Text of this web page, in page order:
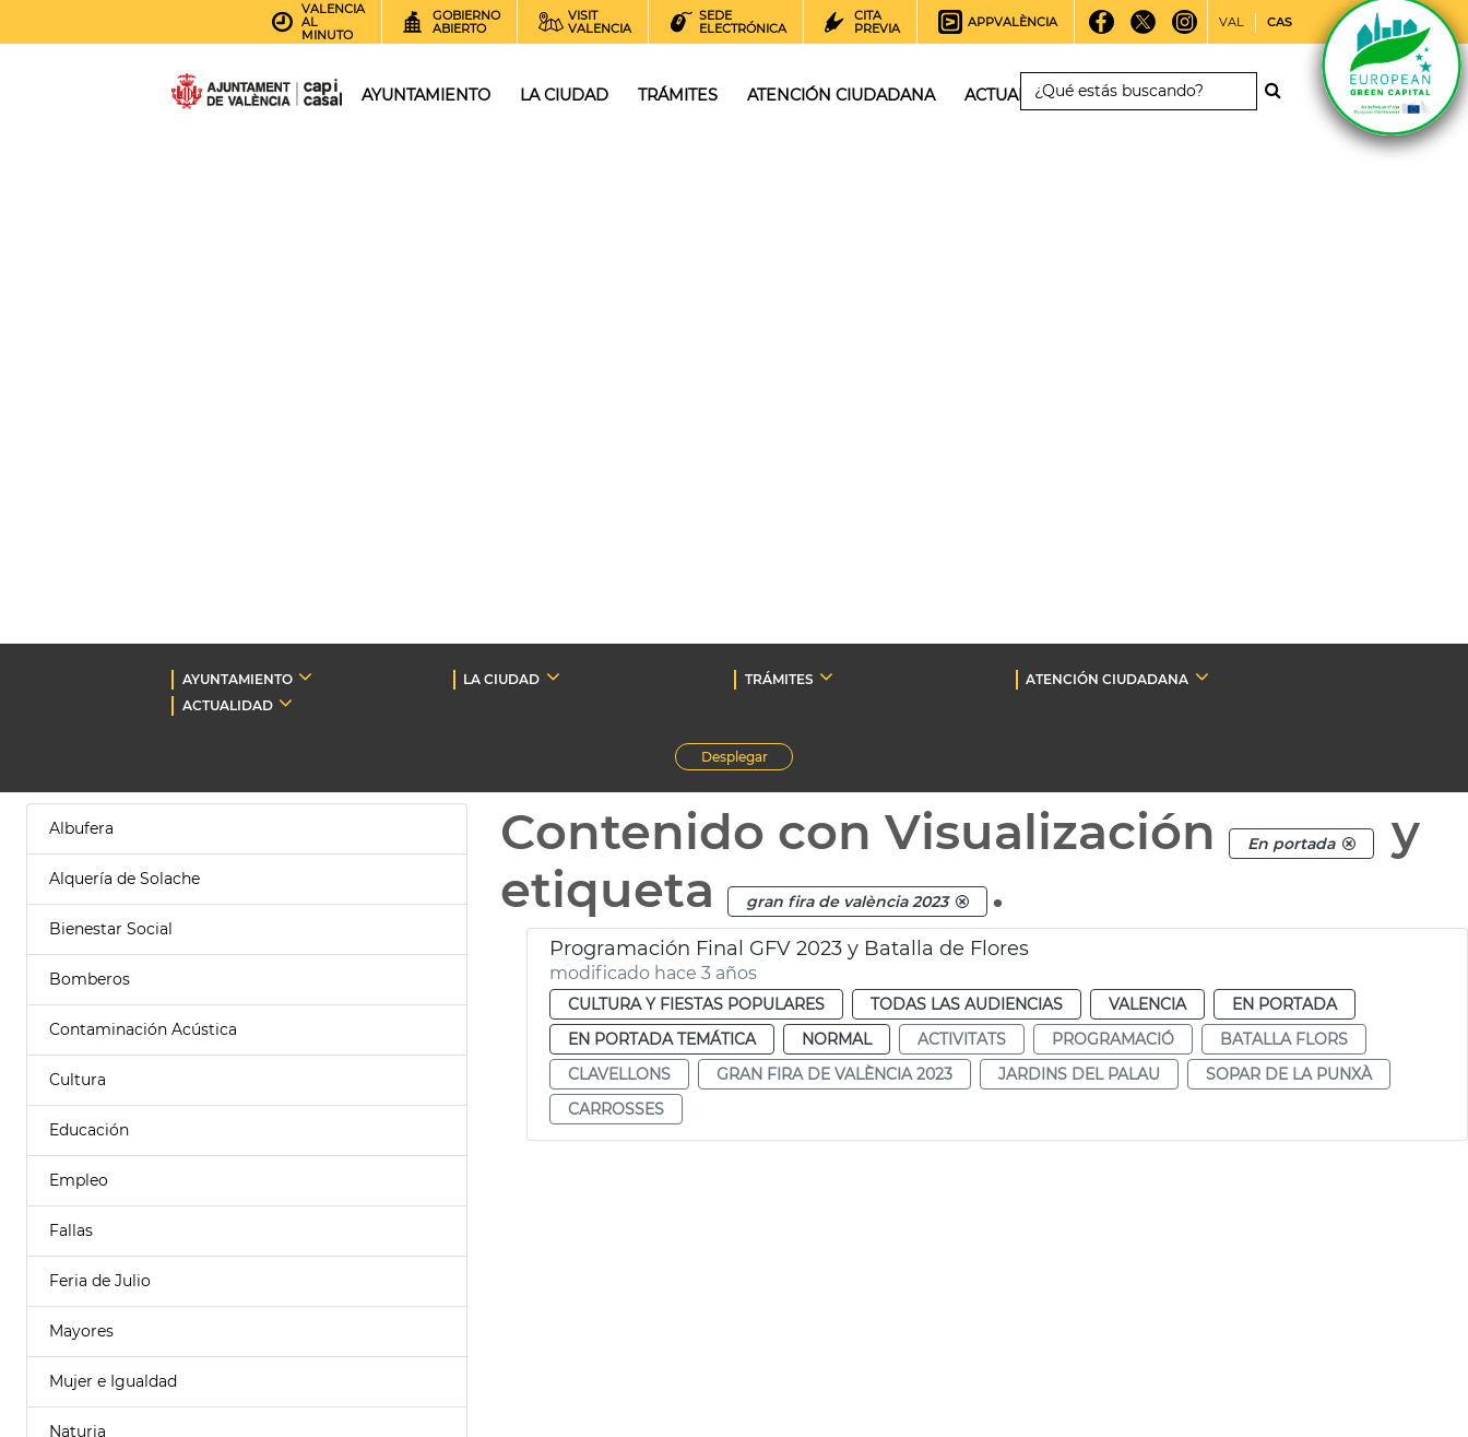
VALENCIA
AL
MINUTO
GOBIERNO
ABIERTO
VISIT
VALENCIA
SEDE
ELECTRÓNICA
CITA
PREVIA
APPVALÈNCIA VAL CAS
AYUNTAMIENTO LA CIUDAD TRÁMITES ATENCIÓN CIUDADANA ACTUALIDAD
AYUNTAMIENTO LA CIUDAD TRÁMITES
ATENCIÓN CIUDADANA
ACTUALIDAD
Desplegar
Albufera
Alquería de Solache
Bienestar Social
Bomberos
Contaminación Acústica
Cultura
Educación
Empleo
Fallas
Feria de Julio
Mayores
Mujer e Igualdad
Naturia
Contenido con Visualización En portada
y
etiqueta
gran fira de valència 2023 .
Programación Final GFV 2023 y Batalla de Flores
modificado hace 3 años
CULTURA Y FIESTAS POPULARES TODAS LAS AUDIENCIAS VALENCIA
EN PORTADA
EN PORTADA TEMÁTICA
NORMAL ACTIVITATS PROGRAMACIÓ
BATALLA FLORS
CLAVELLONS
GRAN FIRA DE VALÈNCIA 2023 JARDINS DEL PALAU
SOPAR DE LA PUNXÀ
CARROSSES